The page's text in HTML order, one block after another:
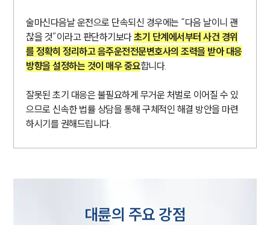
술마신다음날 운전으로 단속되신 경우에는 “다음 날이니 괜
찮을 것”이라고 판단하기보다초기 단계에서부터 사건 경위
를 정확히 정리하고 음주운전전문변호사의 조력을 받아 대응
방향을 설정하는 것이 매우 중요합니다.
잘못된 초기 대응은 불필요하게 무거운 처벌로 이어질 수 있
으므로 신속한 법률 상담을 통해 구체적인 해결 방안을 마련
하시기를 권해드립니다.
대륜의 주요 강점